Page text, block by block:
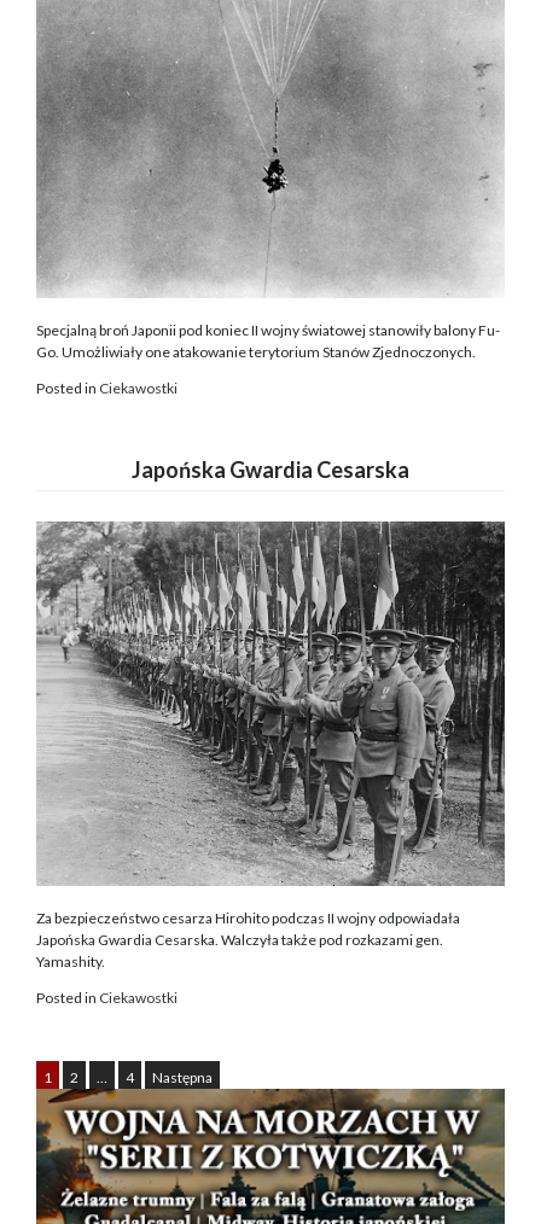
Specjalną broń Japonii pod koniec II wojny światowej stanowiły balony Fu-
Go. Umożliwiały one atakowanie terytorium Stanów Zjednoczonych.
Posted in Ciekawostki
Japońska Gwardia Cesarska
Za bezpieczeństwo cesarza Hirohito podczas II wojny odpowiadała
Japońska Gwardia Cesarska. Walczyła także pod rozkazami gen.
Yamashity.
Posted in Ciekawostki
1 2 4 Następna